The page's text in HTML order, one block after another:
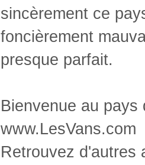
sincèrement ce
foncièrement
presque parfait.
Bienvenue au pays
www.LesVans.com
Retrouvez d'autres